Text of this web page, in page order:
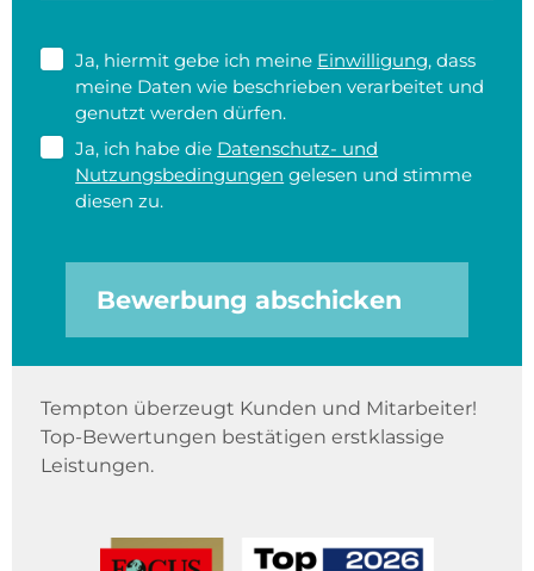
Ja, hiermit gebe ich meine Einwilligung, dass
meine Daten wie beschrieben verarbeitet und
genutzt werden dürfen.
Ja, ich habe die Datenschutz- und
Nutzungsbedingungen gelesen und stimme
diesen zu.
Bewerbung abschicken
Tempton überzeugt Kunden und Mitarbeiter!
Top-Bewertungen bestätigen erstklassige
Leistungen.